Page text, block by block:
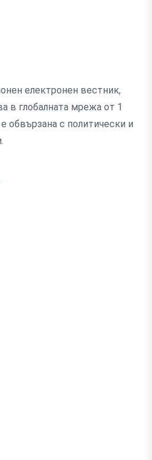
електронен вестник,
в глобалната мрежа от 1
обвързана с политически и